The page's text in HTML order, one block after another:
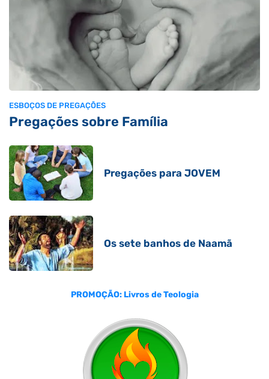
ESBOÇOS DE PREGAÇÕES
Pregações sobre Família
Pregações para JOVEM
Os sete banhos de Naamã
PROMOÇÃO: Livros de Teologia